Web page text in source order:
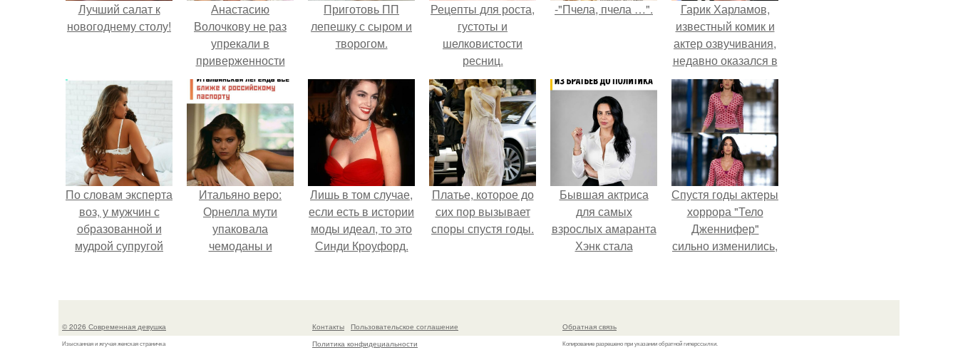
Лучший салат к
новогоднему столу!
Анастасию
Волочкову не раз
упрекали в
приверженности
устаревшим бьюти -
процедурам.
Приготовь ПП
лепешку с сыром и
творогом.
Рецепты для роста,
густоты и
шелковистости
ресниц.
-"Пчела, пчела …".
Гарик Харламов,
известный комик и
актер озвучивания,
недавно оказался в
центре внимания
из-за своей работы
над озвучкой
мультфильма про
колобка.
По словам эксперта
воз, у мужчин с
образованной и
мудрой супругой
смерти якобы на
Итальяно веро:
Орнелла мути
упаковала
чемоданы и
красным
Лишь в том случае,
если есть в истории
моды идеал, то это
Синди Кроуфорд.
Платье, которое до
сих пор вызывает
споры спустя годы.
Бывшая актриса
для самых
взрослых амаранта
Хэнк стала
Спустя годы актеры
хоррора "Тело
Дженнифер"
сильно изменились,
кумиров до
© 2026 Современная девушка
Изысканная и жгучая женская страничка
Контакты
Пользовательское соглашение
Политика конфидециальности
Обратная связь
Копирование разрешено при указании обратной гиперссылки.